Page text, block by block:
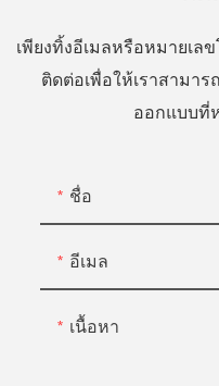
เพียงทิ้งอีเมลหรือหมายเ
ติดต่อเพื่อให้เราสามา
ออกแบบที่
ชื่อ
อีเมล
เนื้อหา